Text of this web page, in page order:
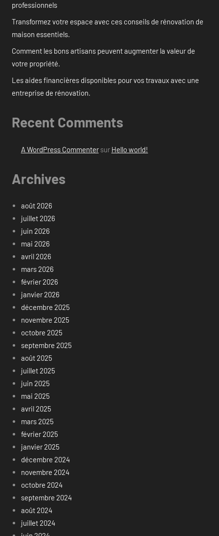
professionnels
Transformez votre espace avec ces conseils de rénovation de
maison essentiels.
Comment les bons artisans peuvent augmenter la valeur de
votre propriété.
Les aides financières disponibles pour vos travaux avec une
entreprise de rénovation.
Recent Comments
A WordPress Commentersur Hello world!
Archives
août 2026
juillet 2026
juin 2026
mai 2026
avril 2026
mars 2026
février 2026
janvier 2026
décembre 2025
novembre 2025
octobre 2025
septembre 2025
août 2025
juillet 2025
juin 2025
mai 2025
avril 2025
mars 2025
février 2025
janvier 2025
décembre 2024
novembre 2024
octobre 2024
septembre 2024
août 2024
juillet 2024